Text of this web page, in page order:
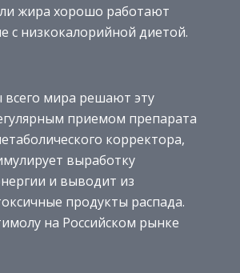
жира хорошо работают
с низкокалорийной диетой.
мира решают эту
приемом препарата
корректора,
выработку
и выводит из
продукты распада.
на Российском рынке